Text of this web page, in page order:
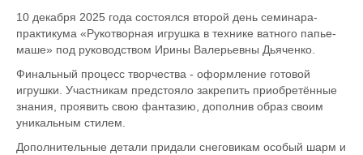
10 декабря 2025 года состоялся второй день семинара-
практикума «Рукотворная игрушка в технике ватного папье-
маше» под руководством Ирины Валерьевны Дьяченко.
Финальный процесс творчества - оформление готовой
игрушки. Участникам предстояло закрепить приобретённые
знания, проявить свою фантазию, дополнив образ своим
уникальным стилем.
Дополнительные детали придали снеговикам особый шарм и